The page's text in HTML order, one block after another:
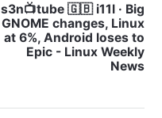
s3n📺tube 🇬🇧 i11l · Big
GNOME changes, Linux
at 6%, Android loses to
Epic - Linux Weekly
News